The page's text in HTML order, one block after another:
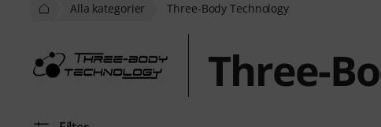
Alla kategorier Three-Body Technology
Three-